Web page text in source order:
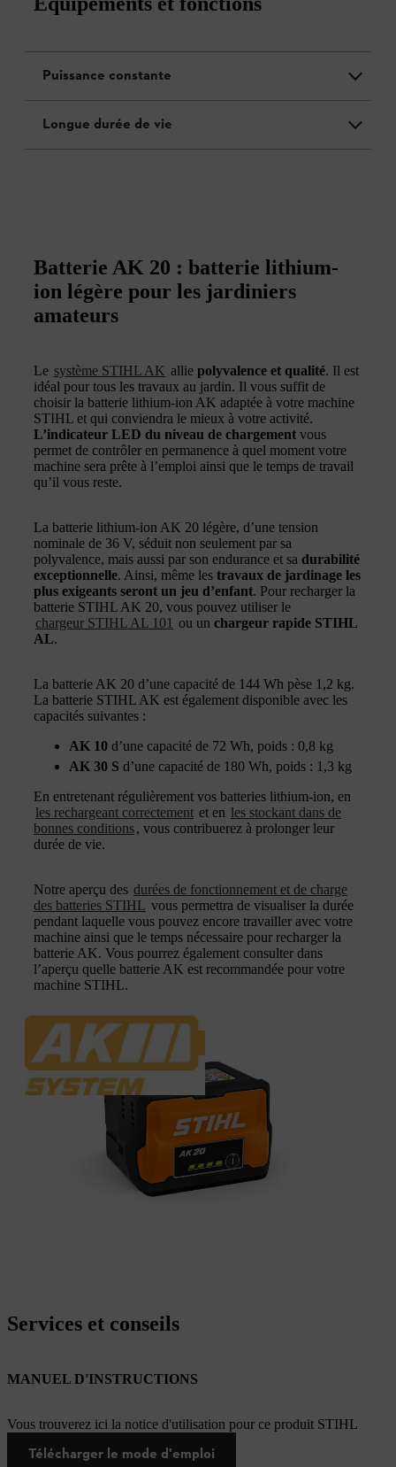
Puissance constante
Longue durée de vie
Batterie AK 20 : batterie lithium-
ion légère pour les jardiniers
amateurs
Le système STIHL AK allie polyvalence et qualité. Il est
idéal pour tous les travaux au jardin. Il vous suffit de
choisir la batterie lithium-ion AK adaptée à votre machine
STIHL et qui conviendra le mieux à votre activité.
L’indicateur LED du niveau de chargement vous
permet de contrôler en permanence à quel moment votre
machine sera prête à l’emploi ainsi que le temps de travail
qu’il vous reste.
La batterie lithium-ion AK 20 légère, d’une tension
nominale de 36 V, séduit non seulement par sa
polyvalence, mais aussi par son endurance et sa durabilité
exceptionnelle. Ainsi, même les travaux de jardinage les
plus exigeants seront un jeu d’enfant. Pour recharger la
batterie STIHL AK 20, vous pouvez utiliser le
chargeur STIHL AL 101 ou un chargeur rapide STIHL
AL.
La batterie AK 20 d’une capacité de 144 Wh pèse 1,2 kg.
La batterie STIHL AK est également disponible avec les
capacités suivantes :
AK 10 d’une capacité de 72 Wh, poids : 0,8 kg
AK 30 S d’une capacité de 180 Wh, poids : 1,3 kg
En entretenant régulièrement vos batteries lithium-ion, en
les rechargeant correctement et en les stockant dans de
bonnes conditions, vous contribuerez à prolonger leur
durée de vie.
Notre aperçu des durées de fonctionnement et de charge
des batteries STIHL vous permettra de visualiser la durée
pendant laquelle vous pouvez encore travailler avec votre
machine ainsi que le temps nécessaire pour recharger la
batterie AK. Vous pourrez également consulter dans
l’aperçu quelle batterie AK est recommandée pour votre
machine STIHL.
Services et conseils
MANUEL D'INSTRUCTIONS
Vous trouverez ici la notice d'utilisation pour ce produit STIHL
Télécharger le mode d'emploi